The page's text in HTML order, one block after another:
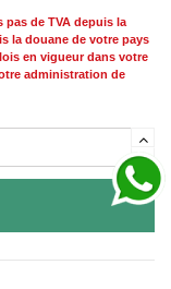
de TVA depuis la
la douane de votre pays
en vigueur dans votre
administration de